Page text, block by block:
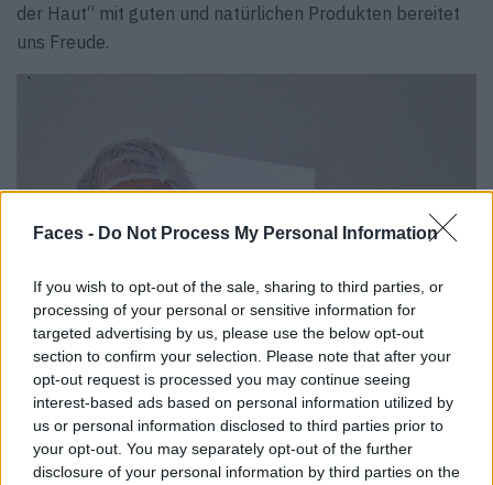
Faces - Do Not Process My Personal Information
If you wish to opt-out of the sale, sharing to third parties, or
processing of your personal or sensitive information for
targeted advertising by us, please use the below opt-out
section to confirm your selection. Please note that after your
opt-out request is processed you may continue seeing
interest-based ads based on personal information utilized by
us or personal information disclosed to third parties prior to
your opt-out. You may separately opt-out of the further
disclosure of your personal information by third parties on the
der Haut“ mit guten und natürlichen Produkten bereitet
uns Freude.